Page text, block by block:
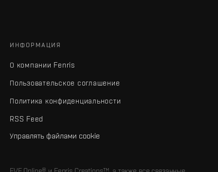
ИНФОРМАЦИЯ
О компании Fenris
Пользовательское соглашение
Политика конфиденциальности
RSS Feed
Управлять файлами cookie